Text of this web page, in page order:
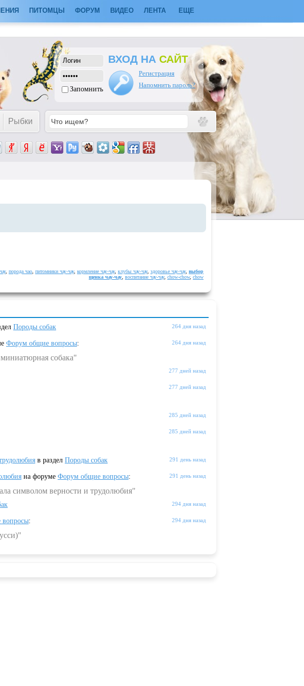
ПИТОМЦЫ ФОРУМ ВИДЕО ЛЕНТА ЕЩЕ
Запомнить
ВХОД НА САЙТ
Регистрация
Напомнить пароль?
Рыбки
, порода чао питомники чау-чау, кормление чау-чау, клубы чау-чау, здоровье чау-чау, выбор
щенка чау-чау воспитание чау-чау, chow-chow, chow
264 дня назад
Породы собак
264 дня назад
Форум общие вопросы:
собака"
277 дней назад
277 дней назад
285 дней назад
285 дней назад
291 день назад
в раздел Породы собак
291 день назад
на форуме Форум общие вопросы:
символом верности и трудолюбия"
294 дня назад
294 дня назад
: